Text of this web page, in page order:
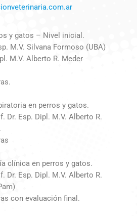
y gatos – Nivel inicial.
M.V. Silvana Formoso (UBA)
M.V. Alberto R. Meder
en perros y gatos.
Dr. Esp. Dipl. M.V. Alberto R.
clínica en perros y gatos.
Dr. Esp. Dipl. M.V. Alberto R.
con evaluación final.